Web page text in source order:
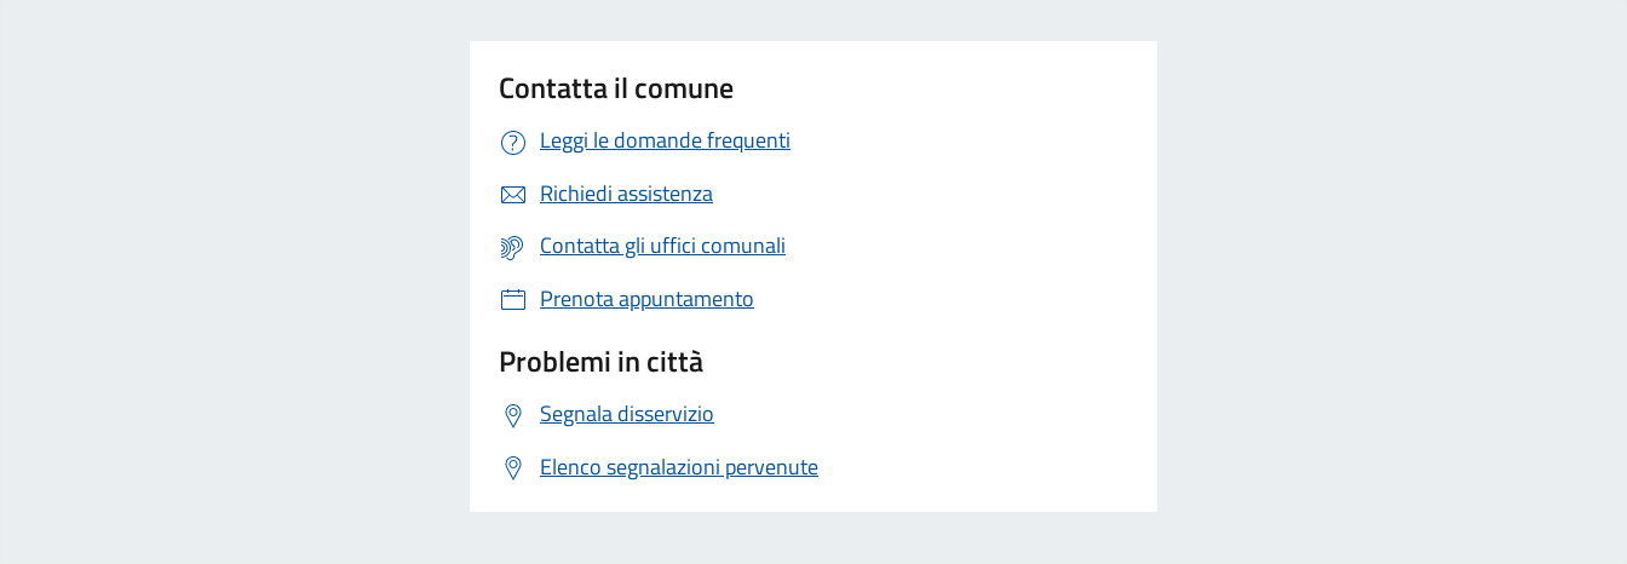
Contatta il comune
Leggi le domande frequenti
Richiedi assistenza
Contatta gli uffici comunali
Prenota appuntamento
Problemi in città
Segnala disservizio
Elenco segnalazioni pervenute